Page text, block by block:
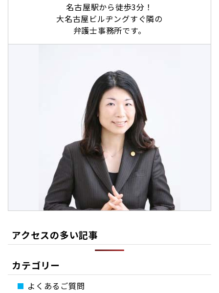
名古屋駅から徒歩3分！
大名古屋ビルヂングすぐ隣の
弁護士事務所です。
アクセスの多い記事
カテゴリー
よくあるご質問